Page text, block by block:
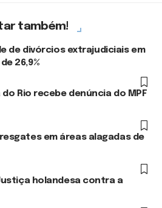
também!
de divórcios extrajudiciais em
26,9%
Rio recebe denúncia do MPF
em áreas alagadas de
holandesa contra a